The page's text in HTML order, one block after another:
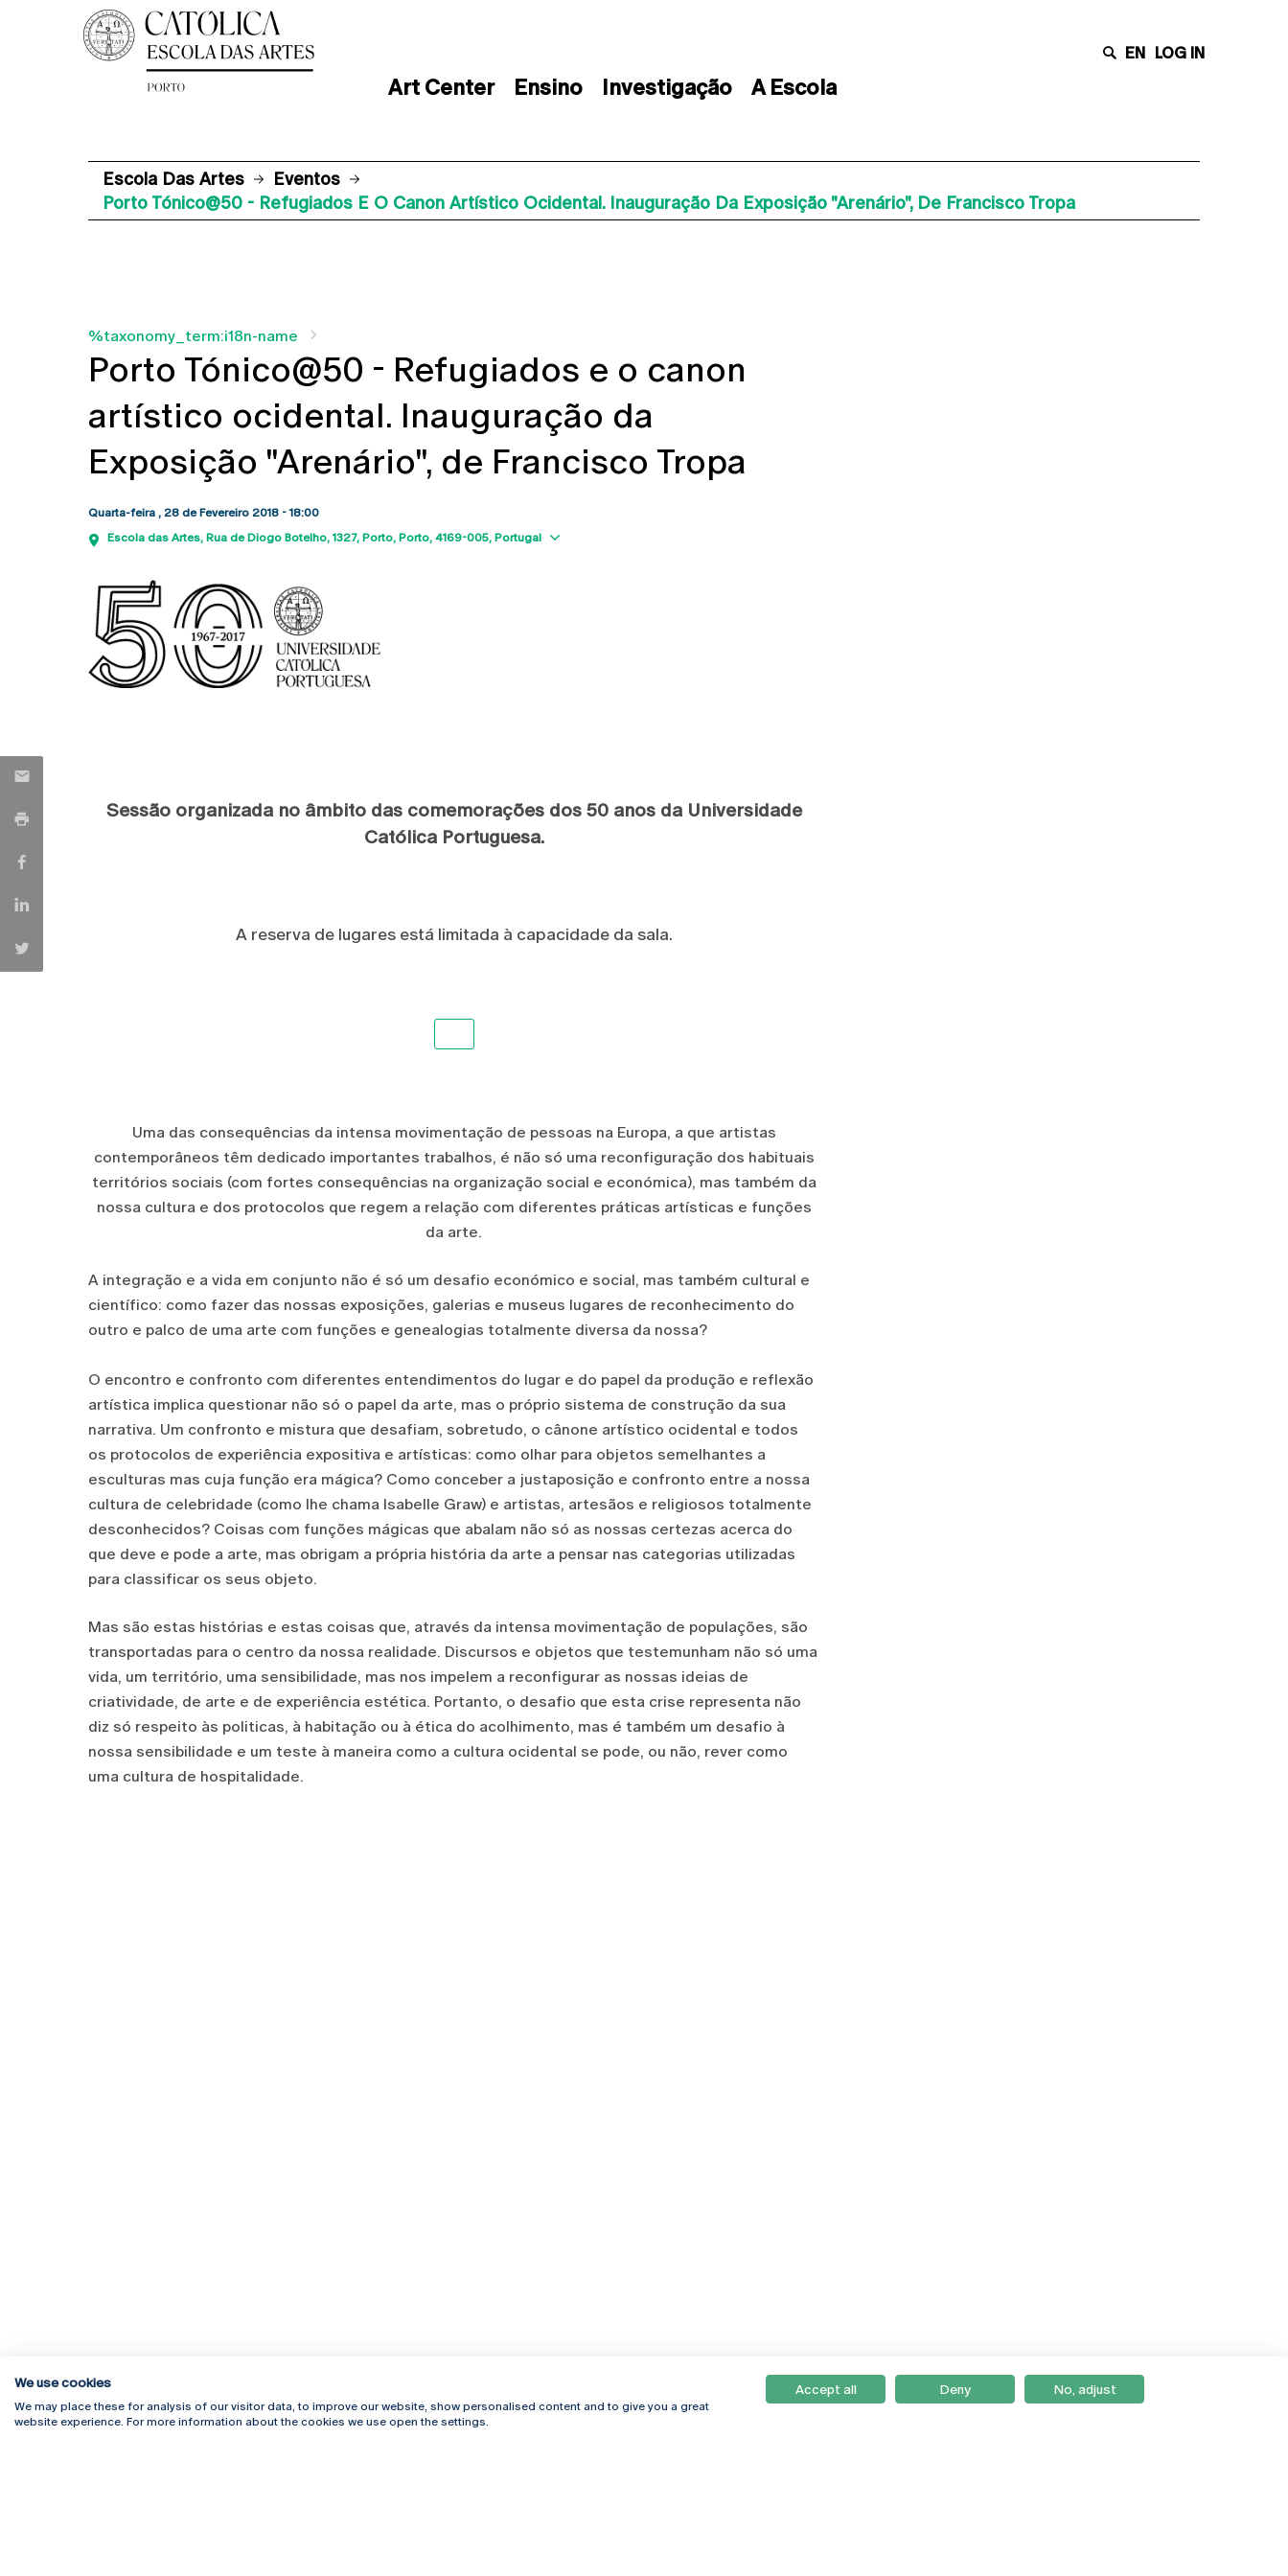
Art Center Ensino Investigação A Escola
EN LOG IN
Escola Das Artes
Eventos
Porto Tónico@50 - Refugiados E O Canon Artístico Ocidental. Inauguração Da Exposição "Arenário", De Francisco Tropa
%taxonomy_term:i18n-name
Porto Tónico@50 - Refugiados e o canon
artístico ocidental. Inauguração da
Exposição "Arenário", de Francisco Tropa
Quarta-feira , 28 de Fevereiro 2018 - 18:00
Escola das Artes Rua de Diogo Botelho, 1327 Porto Porto 4169-005 Portugal
Sessão organizada no âmbito das comemorações dos 50 anos da Universidade
Católica Portuguesa.
A reserva de lugares está limitada à capacidade da sala.
Uma das consequências da intensa movimentação de pessoas na Europa, a que artistas
contemporâneos têm dedicado importantes trabalhos, é não só uma reconfiguração dos habituais
territórios sociais (com fortes consequências na organização social e económica), mas também da
nossa cultura e dos protocolos que regem a relação com diferentes práticas artísticas e funções
da arte.
A integração e a vida em conjunto não é só um desafio económico e social, mas também cultural e
científico: como fazer das nossas exposições, galerias e museus lugares de reconhecimento do
outro e palco de uma arte com funções e genealogias totalmente diversa da nossa?
O encontro e confronto com diferentes entendimentos do lugar e do papel da produção e reflexão
artística implica questionar não só o papel da arte, mas o próprio sistema de construção da sua
narrativa. Um confronto e mistura que desafiam, sobretudo, o cânone artístico ocidental e todos
os protocolos de experiência expositiva e artísticas: como olhar para objetos semelhantes a
esculturas mas cuja função era mágica? Como conceber a justaposição e confronto entre a nossa
cultura de celebridade (como lhe chama Isabelle Graw) e artistas, artesãos e religiosos totalmente
desconhecidos? Coisas com funções mágicas que abalam não só as nossas certezas acerca do
que deve e pode a arte, mas obrigam a própria história da arte a pensar nas categorias utilizadas
para classificar os seus objeto.
Mas são estas histórias e estas coisas que, através da intensa movimentação de populações, são
transportadas para o centro da nossa realidade. Discursos e objetos que testemunham não só uma
vida, um território, uma sensibilidade, mas nos impelem a reconfigurar as nossas ideias de
criatividade, de arte e de experiência estética. Portanto, o desafio que esta crise representa não
diz só respeito às politicas, à habitação ou à ética do acolhimento, mas é também um desafio à
nossa sensibilidade e um teste à maneira como a cultura ocidental se pode, ou não, rever como
uma cultura de hospitalidade.
Rua Diogo Botelho 1327
Campus Online
We use cookies
We may place these for analysis of our visitor data, to improve our website, show personalised content and to give you a great
website experience. For more information about the cookies we use open the settings.
Accept all Deny No, adjust